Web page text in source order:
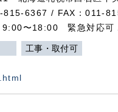
815-6367 / FAX：011-
9:00〜18:00 緊急対応可
工事・取付可